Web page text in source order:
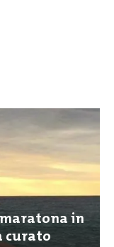
maratona in
curato